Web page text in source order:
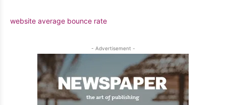
website average bounce rate
- Advertisement -